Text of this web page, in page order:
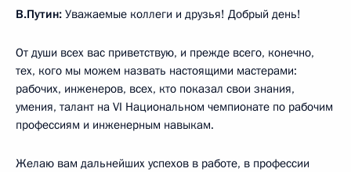
В.Путин: Уважаемые коллеги и друзья! Добрый день!
От души всех вас приветствую, и прежде всего, конечно,
тех, кого мы можем назвать настоящими мастерами:
рабочих, инженеров, всех, кто показал свои знания,
умения, талант на VI Национальном чемпионате по рабочим
профессиям и инженерным навыкам.
Желаю вам дальнейших успехов в работе, в профессии